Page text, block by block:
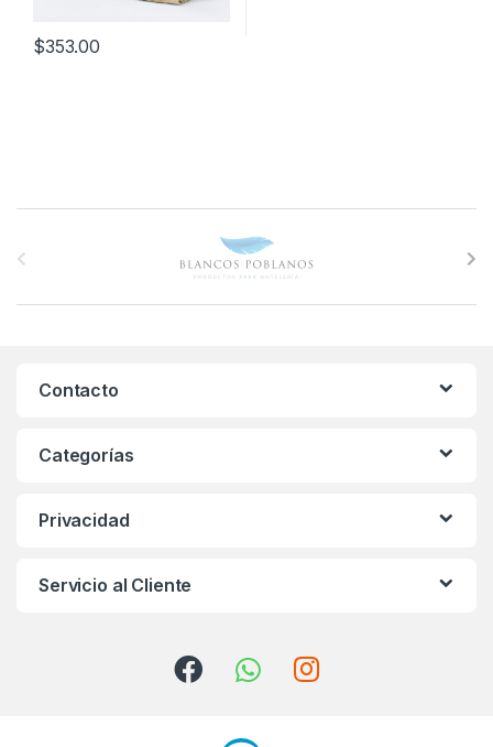
$353.00
Contacto
Categorías
Privacidad
Servicio al Cliente